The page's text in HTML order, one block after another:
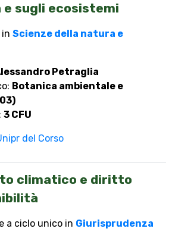
sugli ecosistemi
in Scienze della natura e
Petraglia
Botanica ambientale e
3 CFU
del Corso
climatico e diritto
a ciclo unico in Giurisprudenza